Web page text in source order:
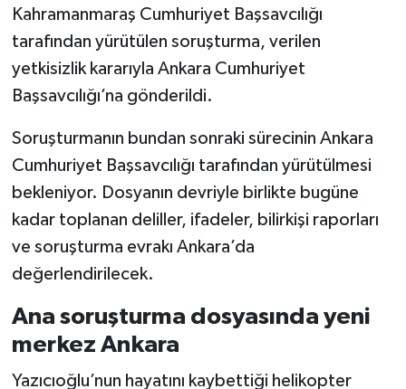
Kahramanmaraş Cumhuriyet Başsavcılığı
tarafından yürütülen soruşturma, verilen
yetkisizlik kararıyla Ankara Cumhuriyet
Başsavcılığı’na gönderildi.
Soruşturmanın bundan sonraki sürecinin Ankara
Cumhuriyet Başsavcılığı tarafından yürütülmesi
bekleniyor. Dosyanın devriyle birlikte bugüne
kadar toplanan deliller, ifadeler, bilirkişi raporları
ve soruşturma evrakı Ankara’da
değerlendirilecek.
Ana soruşturma dosyasında yeni
merkez Ankara
Yazıcıoğlu’nun hayatını kaybettiği helikopter